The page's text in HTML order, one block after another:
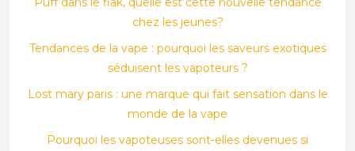
chez les jeunes?
Tendances de la vape : pourquoi les saveurs exotiques
séduisent les vapoteurs ?
Lost mary paris : une marque qui fait sensation dans le
monde de la vape
Pourquoi les vapoteuses sont-elles devenues si